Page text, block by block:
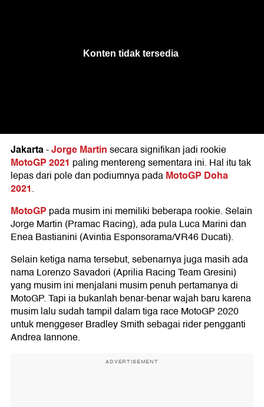
Jakarta-Jorge Martinsecara signifikan jadi rookie
MotoGP 2021 paling mentereng sementara ini. Hal itu tak
lepas dari pole dan podiumnya padaMotoGP Doha
2021.
MotoGP pada musim ini memiliki beberapa rookie. Selain
Jorge Martin (Pramac Racing), ada pula Luca Marini dan
Enea Bastianini (Avintia Esponsorama/VR46 Ducati).
Selain ketiga nama tersebut, sebenarnya juga masih ada
nama Lorenzo Savadori (Aprilia Racing Team Gresini)
yang musim ini menjalani musim penuh pertamanya di
MotoGP. Tapi ia bukanlah benar-benar wajah baru karena
musim lalu sudah tampil dalam tiga race MotoGP 2020
untuk menggeser Bradley Smith sebagai rider pengganti
Andrea Iannone.
ADVERTISEMENT